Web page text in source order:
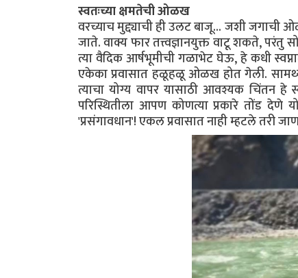
स्वतःच्या क्षमतेची ओळख
वरच्याच मुद्द्याची ही उलट बाजू... जशी
जाते. वाक्य फार तत्त्वज्ञानयुक्त वाटू शकते,
त्या वैदिक आर्षभूमीची गळाभेट घेऊ, हे कधी
एकेका प्रवासात हळूहळू ओळख होत गेली.
त्याचा योग्य वापर यासाठी आवश्यक चिंतन
परिस्थितीला आपण कोणत्या प्रकारे तोंड
'प्रसंगावधान'! एकल प्रवासात नाही म्हटले तरी